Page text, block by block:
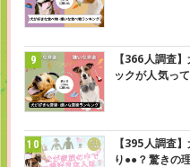
【366人調査
ックが人気っ
【395人調査
り●●？驚きの